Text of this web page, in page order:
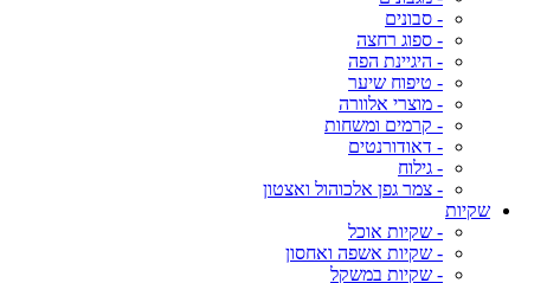
- סבונים
- ספוג רחצה
- היגיינת הפה
- טיפוח שיער
- מוצרי אלוורה
- קרמים ומשחות
- דאודורנטים
- גילוח
- צמר גפן אלכוהול ואצטון
שקיות
- שקיות אוכל
- שקיות אשפה ואחסון
- שקיות במשקל